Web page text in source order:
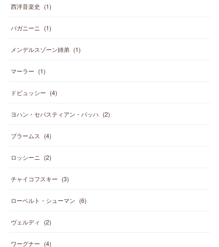
西洋音楽史 (1)
パガニーニ (1)
メンデルスゾーン姉弟 (1)
マーラー (1)
ドビュッシー (4)
ヨハン・セバスティアン・バッハ (2)
ブラームス (4)
ロッシーニ (2)
チャイコフスキー (3)
ローベルト・シューマン (6)
ヴェルディ (2)
ワーグナー (4)